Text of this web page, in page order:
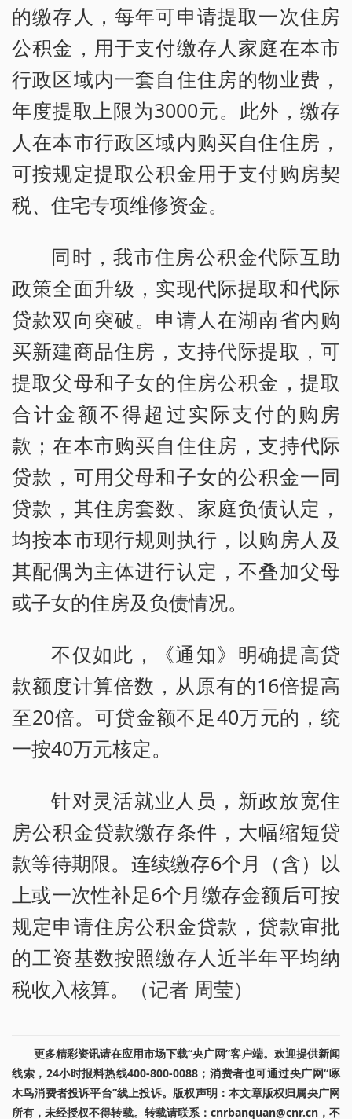
的缴存人，每年可申请提取一次住房
公积金，用于支付缴存人家庭在本市
行政区域内一套自住住房的物业费，
年度提取上限为3000元。此外，缴存
人在本市行政区域内购买自住住房，
可按规定提取公积金用于支付购房契
税、住宅专项维修资金。
同时，我市住房公积金代际互助
政策全面升级，实现代际提取和代际
贷款双向突破。申请人在湖南省内购
买新建商品住房，支持代际提取，可
提取父母和子女的住房公积金，提取
合计金额不得超过实际支付的购房
款；在本市购买自住住房，支持代际
贷款，可用父母和子女的公积金一同
贷款，其住房套数、家庭负债认定，
均按本市现行规则执行，以购房人及
其配偶为主体进行认定，不叠加父母
或子女的住房及负债情况。
不仅如此，《通知》明确提高贷
款额度计算倍数，从原有的16倍提高
至20倍。可贷金额不足40万元的，统
一按40万元核定。
针对灵活就业人员，新政放宽住
房公积金贷款缴存条件，大幅缩短贷
款等待期限。连续缴存6个月（含）以
上或一次性补足6个月缴存金额后可按
规定申请住房公积金贷款，贷款审批
的工资基数按照缴存人近半年平均纳
税收入核算。
（记者 周莹）
更多精彩资讯请在应用市场下载“央广网”客户端。欢迎提供新闻
线索，24小时报料热线400-800-0088；消费者也可通过央广网“啄
木鸟消费者投诉平台”线上投诉。版权声明：本文章版权归属央广网
所有，未经授权不得转载。转载请联系：cnrbanquan@cnr.cn，不